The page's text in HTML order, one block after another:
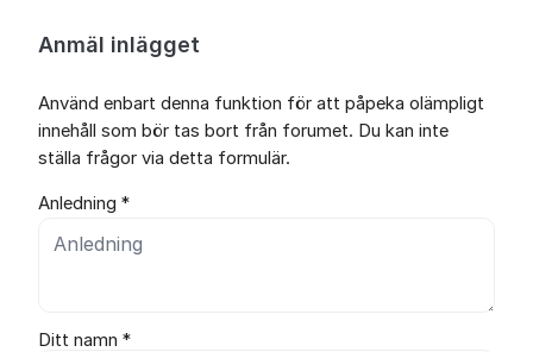
Anmäl inlägget
Använd enbart denna funktion för att påpeka olämpligt
innehåll som bör tas bort från forumet. Du kan inte
ställa frågor via detta formulär.
Anledning *
Ditt namn *